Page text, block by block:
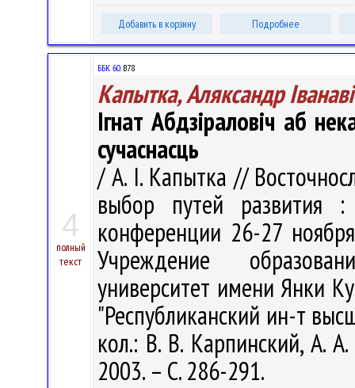
Добавить в корзину Подробнее
4
полный
текст
ББК 60.В78
Капытка, Аляксандр
Ігнат Абдзіраловіч аб
сучаснасць
/ А. І. Капытка //
выбор путей развития
конференции 26-27
Учреждение
университет имени Янки
"Республиканский ин-т
кол.: В. В. Карпинский, А.
2003. – С. 286-291.